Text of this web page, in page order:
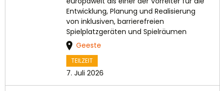
Entwicklung, Planung und Realisierung
von inklusiven, barrierefreien
Spielplatzgeräten und Spielräumen
Geeste
TEILZEIT
7. Juli 2026